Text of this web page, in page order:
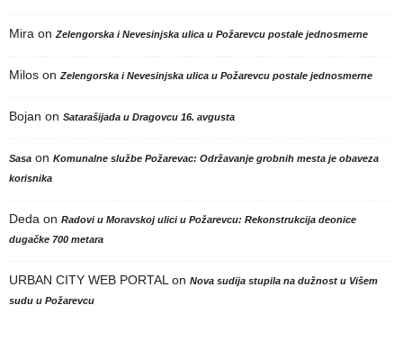
Mira on Zelengorska i Nevesinjska ulica u Požarevcu postale jednosmerne
Milos on Zelengorska i Nevesinjska ulica u Požarevcu postale jednosmerne
Bojan on Satarašijada u Dragovcu 16. avgusta
Sasa on Komunalne službe Požarevac: Održavanje grobnih mesta je obaveza
korisnika
Deda on Radovi u Moravskoj ulici u Požarevcu: Rekonstrukcija deonice
dugačke 700 metara
URBAN CITY WEB PORTAL on Nova sudija stupila na dužnost u Višem
sudu u Požarevcu